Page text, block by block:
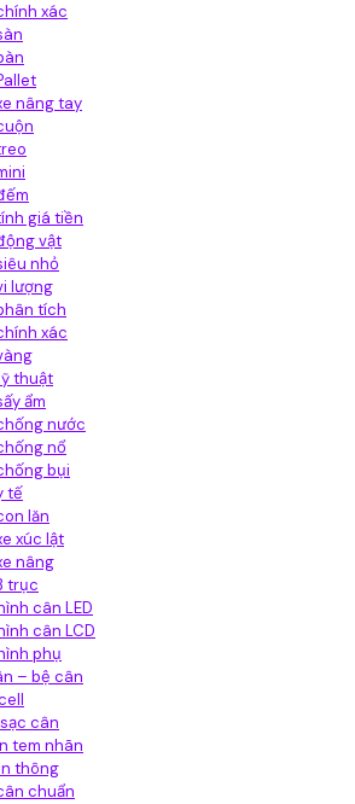
xác
nâng tay
giá tiền
vật
nhỏ
lượng
tích
xác
thuật
ẩm
nước
nổ
bụi
tế
lăn
xúc lật
nâng
trục
cân LED
cân LCD
phụ
– bệ cân
cân
tem nhãn
thông
chuẩn